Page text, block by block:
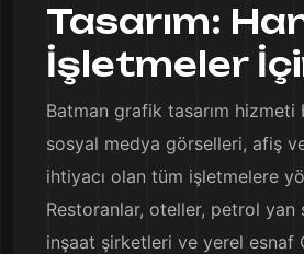
Tasarım:
İşletmeler
Batman grafik tasarım hizmeti
sosyal medya görselleri, afiş
ihtiyacı olan tüm işletmelere
Restoranlar, oteller, petrol yan
inşaat şirketleri ve yerel esnaf